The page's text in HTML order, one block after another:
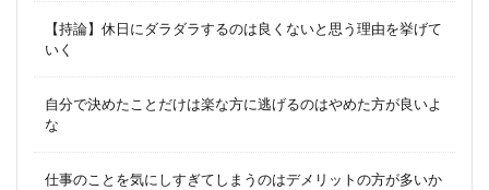
【持論】休日にダラダラするのは良くないと思う理由を挙げて
いく
自分で決めたことだけは楽な方に逃げるのはやめた方が良いよ
な
仕事のことを気にしすぎてしまうのはデメリットの方が多いか